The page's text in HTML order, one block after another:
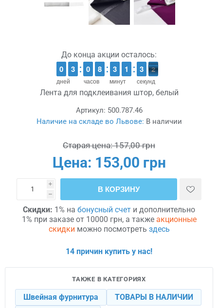
До конца акции осталось:
дней
9
9
0
0 2
2
3
3
часов
9
9
0
0 7
7
8
8
минут
2
2
3
3 1
1
1
1
секунд
4
3
3 1
0
0
Лента для подклеивания штор, белый
Артикул: 500.787.46
Наличие на складе во Львове: В наличии
Старая цена: 157,00 грн
Цена: 153,00 грн
i
h
В КОРЗИНУ
Скидки: 1% на бонусный счет и дополнительно
1% при заказе от 10000 грн, а также акционные
скидки можно посмотреть здесь
14 причин купить у нас!
ТАКЖЕ В КАТЕГОРИЯХ
Швейная фурнитура
ТОВАРЫ В НАЛИЧИИ